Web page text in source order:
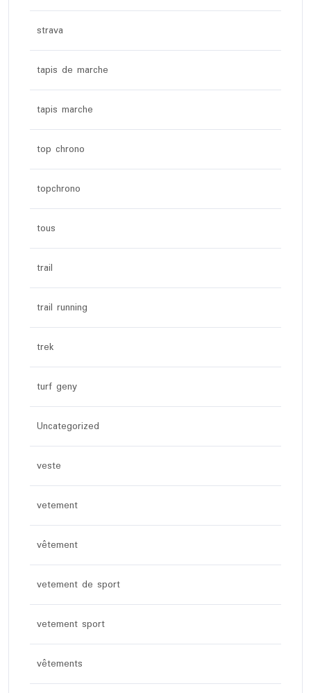
strava
tapis de marche
tapis marche
top chrono
topchrono
tous
trail
trail running
trek
turf geny
Uncategorized
veste
vetement
vêtement
vetement de sport
vetement sport
vêtements